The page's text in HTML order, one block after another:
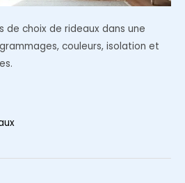
de choix de rideaux dans une
couleurs, isolation et